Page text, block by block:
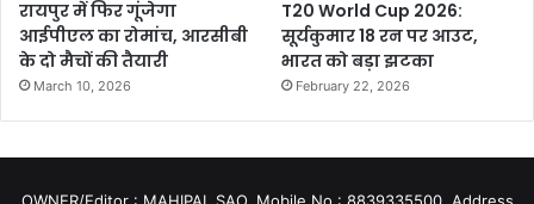
रायपुर में फिर गूंजेगा
आईपीएल का रोमांच, आरसीबी
के दो मैचों की तैयारी
March 10, 2026
T20 World Cup 2026:
सूर्यकुमार 18 रन पर आउट,
भारत को बड़ा झटका
February 22, 2026